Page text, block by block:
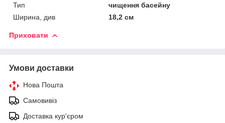
Тип
чищення басейну
Ширина, див
18,2 см
Приховати
Умови доставки
Нова Пошта
Самовивіз
Доставка кур'єром